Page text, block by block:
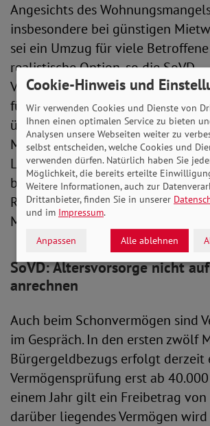
Angesichts des
insbesondere bei günstigen
sei ein Umzug für viele
realistische Option, so die SoVD-
Vorstandsvorsitzende Michaela
führt weiter aus: „Das Jobcenter
über kurz oder lang nur noch
Miete – für den anderen Teil
Leistungsbeziehenden selbst
bedeutet de facto eine Kürzung
Regelsatzes. Denn der
Mietzahlungen vorgesehen.“
SoVD: Altersvorsorge nicht
anrechnen
Auch beim Schonvermögen sind
im Gespräch. In den ersten zwölf
Bürgergeldbezugs erfolgt derzeit
Vermögensprüfung erst ab 40.000
einem Jahr gilt ein Freibetrag von
darüber liegendes Vermögen
Cookie-Hinweis und
Wir verwenden Cookies und Dienste von
Ihnen einen optimalen Service zu bieten
Analysen unsere Webseiten weiter zu
selbst entscheiden, welche Cookies und
verwenden dürfen. Natürlich haben Sie
Möglichkeit, die bereits erteilte
Weitere Informationen, auch zur
Drittanbieter, finden Sie in unserer
und im Impressum.
Anpassen Alle ablehnen